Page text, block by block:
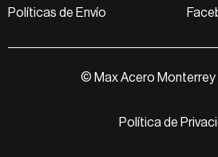
Políticas de Envío
© Max Acero Monterrey
Política de